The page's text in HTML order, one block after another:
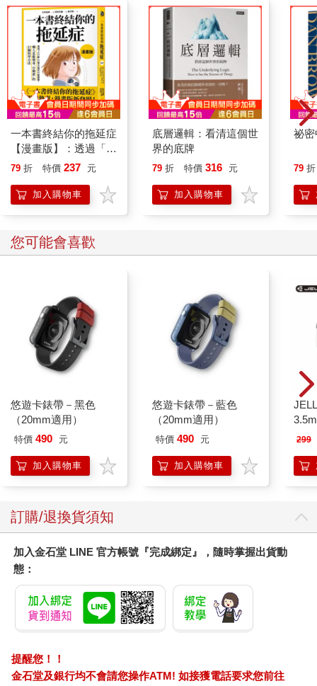
一本書終結你的拖延症
【漫畫版】：透過「小
行動」打開大腦的行動
「行動派」的37個科
學方法
79 折 特價 237 元
加入購物車
底層邏輯：看清這個世
界的底牌
79 折 特價 316 元
加入購物車
祕
79 折
您可能會喜歡
悠遊卡錶帶－黑色
（20mm適用）
特價 490 元
加入購物車
悠遊卡錶帶－藍色
（20mm適用）
特價 490 元
加入購物車
式
299
訂購/退換貨須知
加入金石堂 LINE 官方帳號『完成綁定』，隨時掌握出貨動
態：
提醒您！！
金石堂及銀行均不會請您操作ATM! 如接獲電話要求您前往